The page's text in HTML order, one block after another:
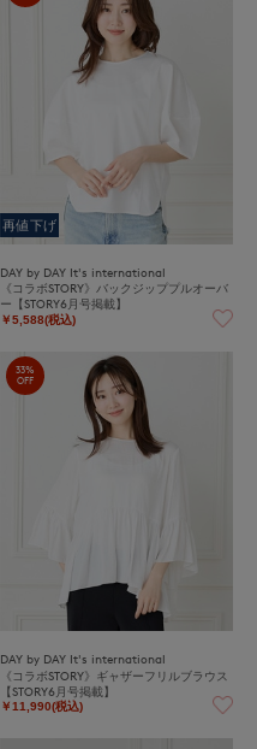
再値下げ
DAY by DAY It's international
《コラボSTORY》バックジッププルオーバ
ー【STORY6月号掲載】
￥5,588(税込)
33%
OFF
DAY by DAY It's international
《コラボSTORY》ギャザーフリルブラウス
【STORY6月号掲載】
￥11,990(税込)